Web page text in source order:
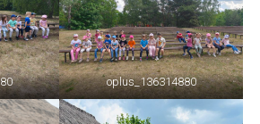
oplus_136314880